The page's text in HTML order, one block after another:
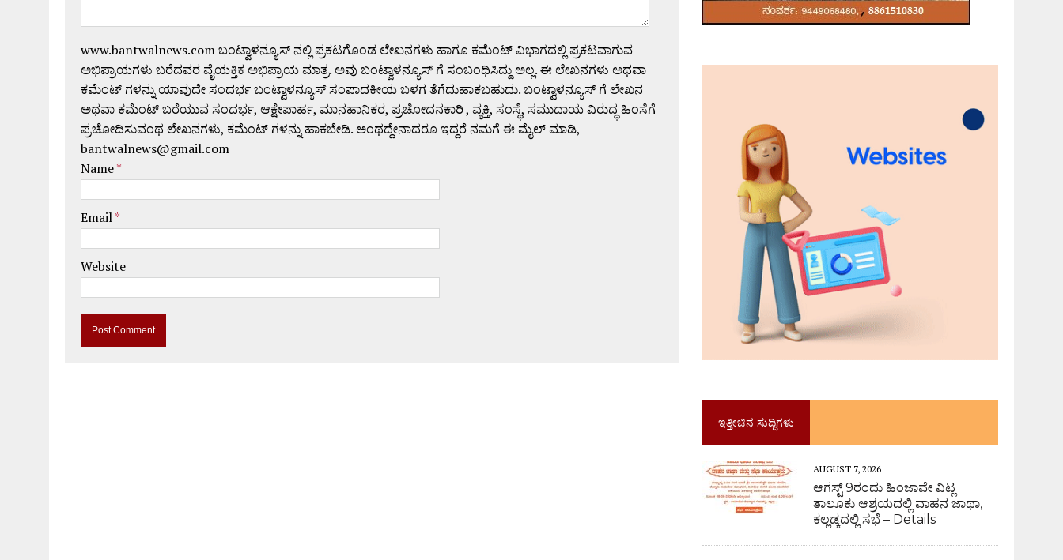
www.bantwalnews.com ಬಂಟ್ವಾಳನ್ಯೂಸ್ ನಲ್ಲಿ ಪ್ರಕಟಗೊಂಡ ಲೇಖನಗಳು ಹಾಗೂ ಕಮೆಂಟ್ ವಿಭಾಗದಲ್ಲಿ ಪ್ರಕಟವಾಗುವ
ಅಭಿಪ್ರಾಯಗಳು ಬರೆದವರ ವೈಯಕ್ತಿಕ ಅಭಿಪ್ರಾಯ ಮಾತ್ರ. ಅವು ಬಂಟ್ವಾಳನ್ಯೂಸ್ ಗೆ ಸಂಬಂಧಿಸಿದ್ದು ಅಲ್ಲ. ಈ ಲೇಖನಗಳು ಅಥವಾ
ಕಮೆಂಟ್ ಗಳನ್ನು ಯಾವುದೇ ಸಂದರ್ಭ ಬಂಟ್ವಾಳನ್ಯೂಸ್ ಸಂಪಾದಕೀಯ ಬಳಗ ತೆಗೆದುಹಾಕಬಹುದು. ಬಂಟ್ವಾಳನ್ಯೂಸ್ ಗೆ ಲೇಖನ
ಅಥವಾ ಕಮೆಂಟ್ ಬರೆಯುವ ಸಂದರ್ಭ, ಆಕ್ಷೇಪಾರ್ಹ, ಮಾನಹಾನಿಕರ, ಪ್ರಚೋದನಕಾರಿ , ವ್ಯಕ್ತಿ, ಸಂಸ್ಥೆ, ಸಮುದಾಯ ವಿರುದ್ಧ ಹಿಂಸೆಗೆ
ಪ್ರಚೋದಿಸುವಂಥ ಲೇಖನಗಳು, ಕಮೆಂಟ್ ಗಳನ್ನು ಹಾಕಬೇಡಿ. ಅಂಥದ್ದೇನಾದರೂ ಇದ್ದರೆ ನಮಗೆ ಈ ಮೈಲ್ ಮಾಡಿ,
bantwalnews@gmail.com
Name*
Email*
Website
ಇತ್ತೀಚಿನ ಸುದ್ದಿಗಳು
AUGUST 7, 2026
ಆಗಸ್ಟ್ 9ರಂದು ಹಿಂಜಾವೇ ವಿಟ್ಲ
ತಾಲೂಕು ಆಶ್ರಯದಲ್ಲಿ ವಾಹನ ಜಾಥಾ,
ಕಲ್ಲಡ್ಕದಲ್ಲಿ ಸಭೆ – Details